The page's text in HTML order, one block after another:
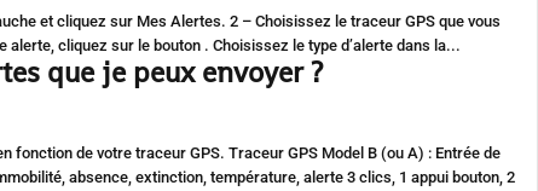
et cliquez sur Mes Alertes. 2 – Choisissez le traceur GPS que vous
cliquez sur le bouton . Choisissez le type d’alerte dans la...
que je peux envoyer ?
fonction de votre traceur GPS. Traceur GPS Model B (ou A) : Entrée de
absence, extinction, température, alerte 3 clics, 1 appui bouton, 2